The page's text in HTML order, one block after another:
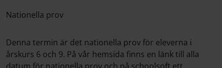
Nationella prov
Denna termin är det nationella prov för eleverna i
årskurs 6 och 9. På vår hemsida finns en länk till alla